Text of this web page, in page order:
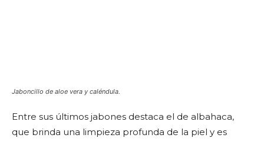
Jaboncillo de aloe vera y caléndula.
Entre sus últimos jabones destaca el de albahaca,
que brinda una limpieza profunda de la piel y es